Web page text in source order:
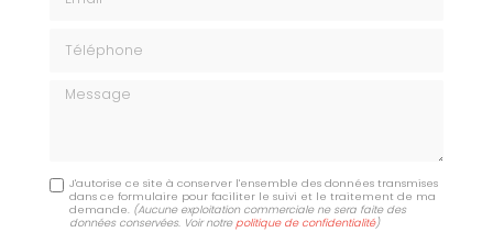
Message
J'autorise ce site à conserver l'ensemble des données transmises
dans ce formulaire pour faciliter le suivi et le traitement de ma
demande. (Aucune exploitation commerciale ne sera faite des
données conservées. Voir notre politique de confidentialité)